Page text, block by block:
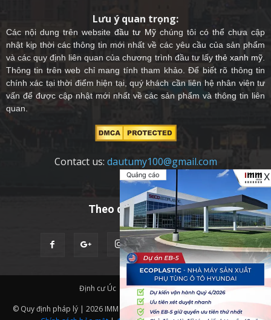
Quảng cáo X
Lưu ý quan trọng:
Các nội dung trên websiteđầu tư Mỹchúng tôi có thể chưa cập
nhật kịp thời các thông tin mới nhất về các yêu cầu của sản phẩm
và các quy định liên quan của chương trình đầu tư lấy thẻ xanh mỹ
Thông tin trên web chỉ mang tính tham khảo. Để biết rõ thông tin
chính xác tại thời điểm hiện tại, quý khách cần liên hệ nhân viên tư
vấn để được cập nhật mới nhất về các sản phẩm và thông tin liên
quan.
Contact us: dautumy100@gmail.com
Theo dõi chúng tôi
Định cư Úc
Quốc Tịch Châu Âu
© Quy định pháp lý | 2026 IMM Group | Thiết kế website bởiIMM BDA.